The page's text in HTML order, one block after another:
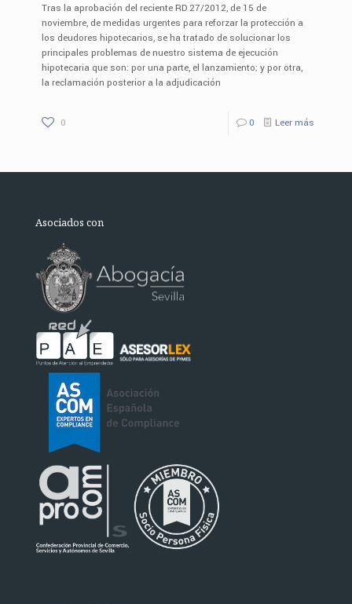
Tras la aprobación del reciente RD 27/2012, de 15 de
noviembre, de medidas urgentes para reforzar la protección a
los deudores hipotecarios, se ha tratado de solucionar los
principales problemas de nuestro sistema de ejecución
hipotecaria que son: por una parte, el lanzamiento; y por otra,
la reclamación posterior a la adjudicación
0 0 Leer más
Asociados con